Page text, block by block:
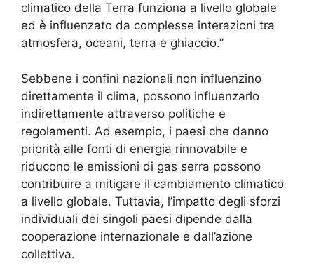
climatico della Terra funziona a livello globale
ed è influenzato da complesse interazioni tra
atmosfera, oceani, terra e ghiaccio.”
Sebbene i confini nazionali non influenzino
direttamente il clima, possono influenzarlo
indirettamente attraverso politiche e
regolamenti. Ad esempio, i paesi che danno
priorità alle fonti di energia rinnovabile e
riducono le emissioni di gas serra possono
contribuire a mitigare il cambiamento climatico
a livello globale. Tuttavia, l’impatto degli sforzi
individuali dei singoli paesi dipende dalla
cooperazione internazionale e dall’azione
collettiva.